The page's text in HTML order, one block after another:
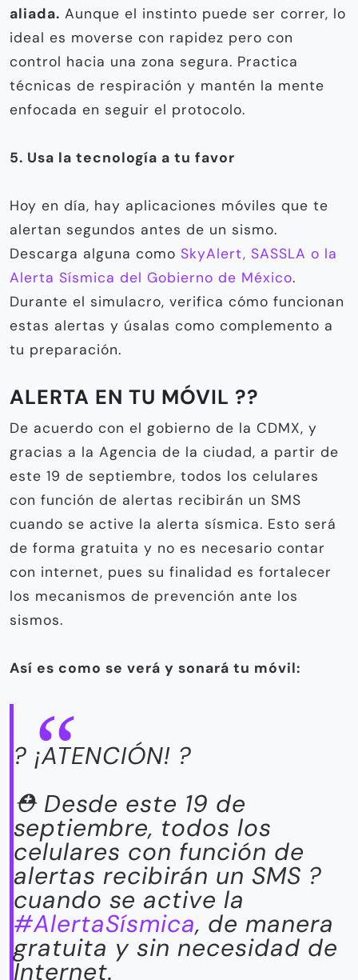
aliada. Aunque el instinto puede ser correr, lo
ideal es moverse con rapidez pero con
control hacia una zona segura. Practica
técnicas de respiración y mantén la mente
enfocada en seguir el protocolo.
5. Usa la tecnología a tu favor
Hoy en día, hay aplicaciones móviles que te
alertan segundos antes de un sismo.
Descarga alguna como SkyAlert, SASSLA o la
Alerta Sísmica del Gobierno de México.
Durante el simulacro, verifica cómo funcionan
estas alertas y úsalas como complemento a
tu preparación.
ALERTA EN TU MÓVIL ??
De acuerdo con el gobierno de la CDMX, y
gracias a la Agencia de la ciudad, a partir de
este 19 de septiembre, todos los celulares
con función de alertas recibirán un SMS
cuando se active la alerta sísmica. Esto será
de forma gratuita y no es necesario contar
con internet, pues su finalidad es fortalecer
los mecanismos de prevención ante los
sismos.
Así es como se verá y sonará tu móvil:
? ¡ATENCIÓN! ?
⛑️ Desde este 19 de
septiembre, todos los
celulares con función de
alertas recibirán un SMS ?
cuando se active la
#AlertaSísmica, de manera
gratuita y sin necesidad de
Internet.